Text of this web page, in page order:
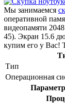
Мы занимаемся
оперативной
видеопамяти
45). Экран 15.6
купим его у Вас!
Тип
Операционная